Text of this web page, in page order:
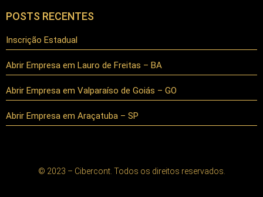
POSTS RECENTES
Inscrição Estadual
Abrir Empresa em Lauro de Freitas – BA
Abrir Empresa em Valparaíso de Goiás – GO
Abrir Empresa em Araçatuba – SP
© 2023 – Cibercont. Todos os direitos reservados.